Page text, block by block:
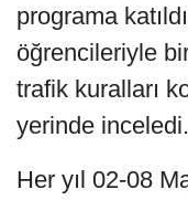
programa
öğrencileriyle
trafik kuralları
yerinde inceledi.
Her yıl 02-08